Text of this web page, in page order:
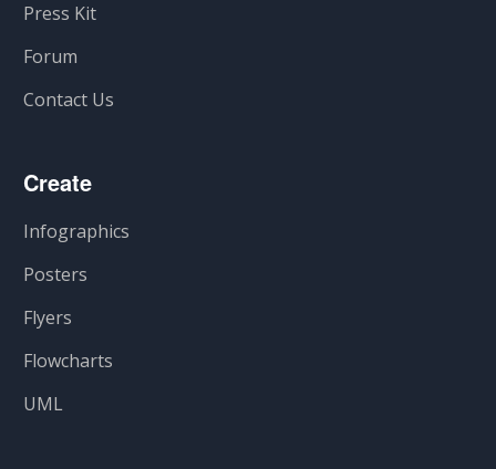
Press Kit
Forum
Contact Us
Create
Infographics
Posters
Flyers
Flowcharts
UML